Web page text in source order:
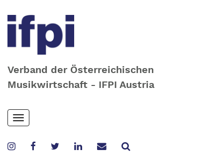
Verband der Österreichischen
Musikwirtschaft - IFPI Austria
Skip
to
content
Toggle
navigation